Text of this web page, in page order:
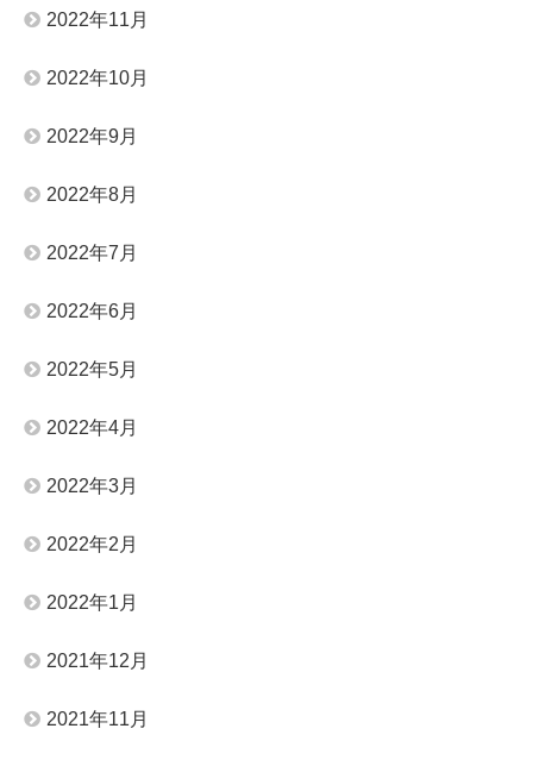
2022年11月
2022年10月
2022年9月
2022年8月
2022年7月
2022年6月
2022年5月
2022年4月
2022年3月
2022年2月
2022年1月
2021年12月
2021年11月